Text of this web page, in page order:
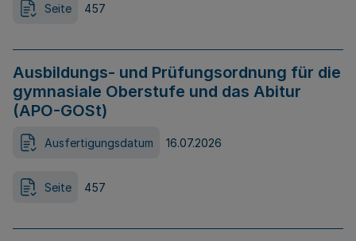
Seite 457
Ausbildungs- und Prüfungsordnung für die
gymnasiale Oberstufe und das Abitur
(APO-GOSt)
Ausfertigungsdatum 16.07.2026
Seite 457